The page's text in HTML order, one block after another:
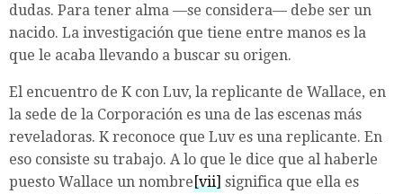
dudas. Para tener alma —se considera— debe ser un
nacido. La investigación que tiene entre manos es la
que le acaba llevando a buscar su origen.
El encuentro de K con Luv, la replicante de Wallace, en
la sede de la Corporación es una de las escenas más
reveladoras. K reconoce que Luv es una replicante. En
eso consiste su trabajo. A lo que le dice que al haberle
puesto Wallace un nombre[vii] significa que ella es